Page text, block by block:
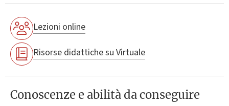
Lezioni online
Risorse didattiche su Virtuale
Conoscenze e abilità da conseguire